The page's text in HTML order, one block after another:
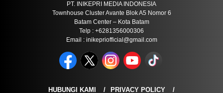
PT. INIKEPRI MEDIA INDONESIA
Townhouse Cluster Avante Blok A5 Nomor 6
Batam Center – Kota Batam
Telp : +6281356000306
Email : inikepriofficial@gmail.com
HUBUNGI KAMI PRIVACY POLICY